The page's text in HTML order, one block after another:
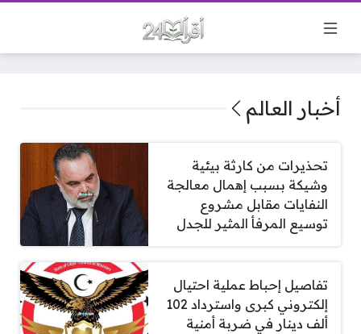
أخبار العالم
تحذيرات من كارثة بيئية
وشيكة بسبب إهمال معالجة
النفايات مقابل مشروع
توسيع المرفأ المثير للجدل
تفاصيل إحباط عملية احتيال
إلكتروني كبرى واسترداد 102
ألف دينار في ضربة أمنية